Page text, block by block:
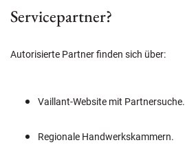
Servicepartner?
Autorisierte Partner finden sich über:
Vaillant-Website mit Partnersuche.
Regionale Handwerkskammern.